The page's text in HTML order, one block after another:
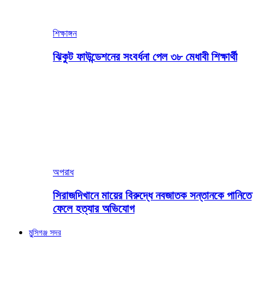
শিক্ষাঙ্গন
ঝিকুট ফাউন্ডেশনের সংবর্ধনা পেল ৩৮ মেধাবী শিক্ষার্থী
অপরাধ
সিরাজদিখানে মায়ের বিরুদ্ধে নবজাতক সন্তানকে পানিতে
ফেলে হত্যার অভিযোগ
মুন্সিগঞ্জ সদর